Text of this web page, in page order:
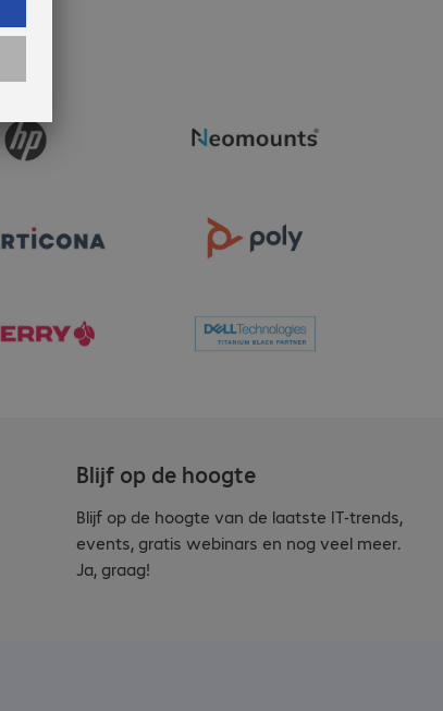
Blijf op de hoogte
Blijf op de hoogte van de laatste IT-trends,
events, gratis webinars en nog veel meer.
Ja, graag!